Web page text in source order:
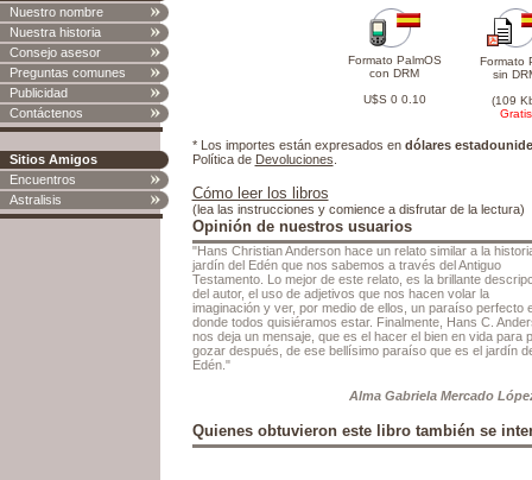
Nuestro nombre
Nuestra historia
Consejo asesor
Preguntas comunes
Publicidad
Contáctenos
Sitios Amigos
Encuentros
Astralisis
Formato PalmOS
con DRM
U$S 0 0.10
Formato
sin
(109
Gratis
* Los importes están expresados en dólares
Política de Devoluciones
Cómo leer los libros
(lea las instrucciones y comience a disfrutar de la lectura)
Opinión de nuestros usuarios
"Hans Christian Anderson hace un relato similar a la
jardín del Edén que nos sabemos a través del Antiguo
Testamento. Lo mejor de este relato, es la brillante
del autor, el uso de adjetivos que nos hacen volar la
imaginación y ver, por medio de ellos, un paraíso perfecto
donde todos quisiéramos estar. Finalmente, Hans C.
nos deja un mensaje, que es el hacer el bien en vida para
gozar después, de ese bellísimo paraíso que es el jardín
Edén."
Alma Gabriela Mercado
Quienes obtuvieron este libro también se